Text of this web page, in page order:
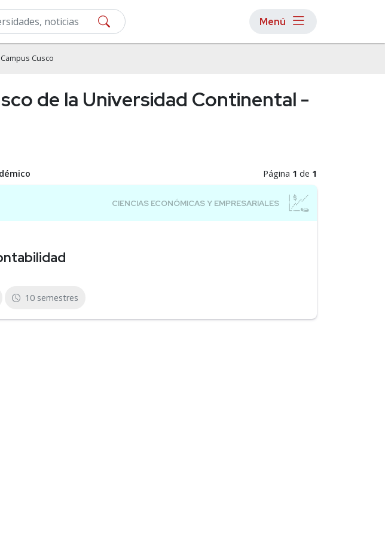
Menú
Cusco
de la Universidad Continental -
Página 1 de 1
10 semestres